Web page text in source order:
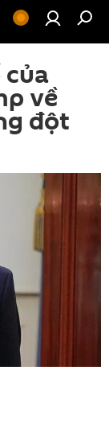
về
đột